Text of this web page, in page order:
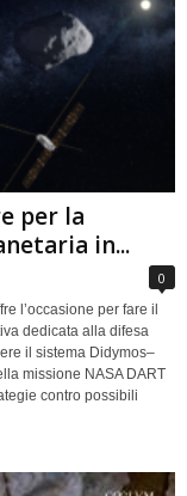
per la
in...
0
l’occasione per fare il
dedicata alla difesa
il sistema Didymos–
missione NASA DART
contro possibili